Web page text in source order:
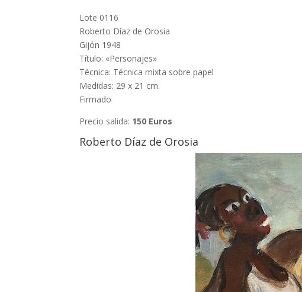
Lote 0116
Roberto Díaz de Orosia
Gijón 1948
Título: «Personajes»
Técnica: Técnica mixta sobre papel
Medidas: 29 x 21 cm.
Firmado
Precio salida: 150 Euros
Roberto Díaz de Orosia